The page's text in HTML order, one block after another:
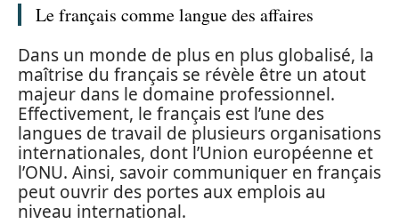
Le français comme langue des affaires
Dans un monde de plus en plus globalisé, la
maîtrise du français se révèle être un atout
majeur dans le domaine professionnel.
Effectivement, le français est l’une des
langues de travail de plusieurs organisations
internationales, dont l’Union européenne et
l’ONU. Ainsi, savoir communiquer en français
peut ouvrir des portes aux emplois au
niveau international.